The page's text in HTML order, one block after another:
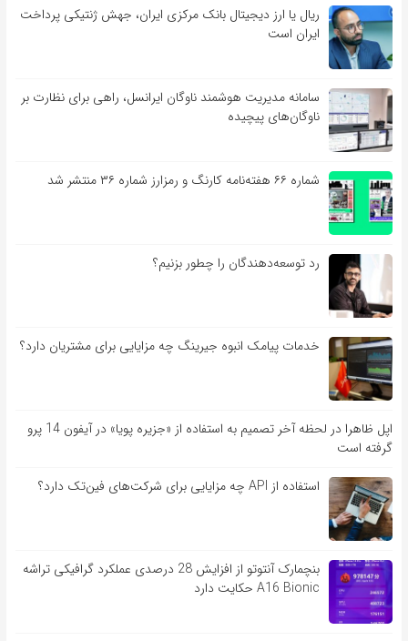
ریال یا ارز دیجیتال بانک مرکزی ایران، جهش ژنتیکی پرداخت
ایران است
سامانه مدیریت هوشمند ناوگان ایرانسل، راهی برای نظارت بر
ناوگان‌های پیچیده
شماره ۶۶ هفته‌نامه کارنگ و رمزارز شماره ۳۶ منتشر شد
رد توسعه‌دهندگان را چطور بزنیم؟
خدمات پیامک انبوه جیرینگ چه مزایایی برای مشتریان دارد؟
اپل ظاهرا در لحظه آخر تصمیم به استفاده از «جزیره پویا» در آیفون 14 پرو
گرفته است
استفاده از API چه مزایایی برای شرکت‌های فین‌تک دارد؟
بنچمارک آنتوتو از افزایش 28 درصدی عملکرد گرافیکی تراشه
A16 Bionic حکایت دارد